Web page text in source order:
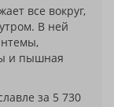
все вокруг,
В ней
и пышная
за 5 730